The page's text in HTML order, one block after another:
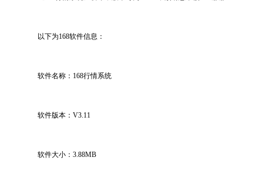
以下为168软件信息：
软件名称： 168行情系统
软件版本： V3.11
软件大小： 3.88MB